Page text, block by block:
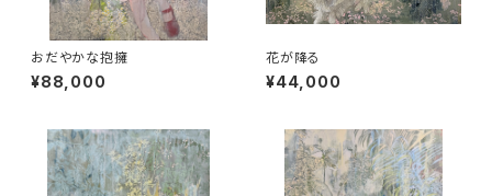
おだやかな抱擁
¥88,000
花が降る
¥44,000